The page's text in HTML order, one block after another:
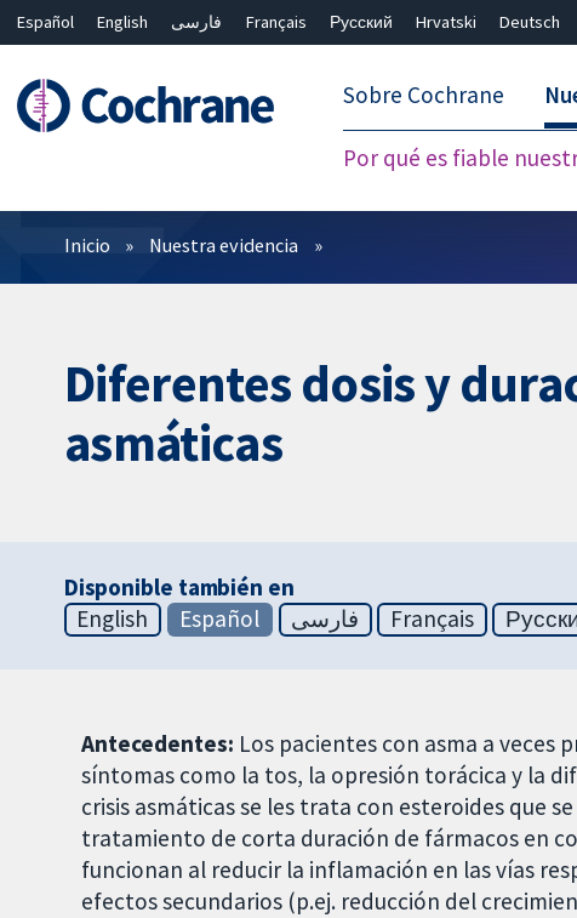
Español English فارسی Français Русский Hrvatski Deutsch
Sobre Cochrane
Por qué es fiable
Filtros
Inicio Nuestra evidencia
Diferentes dosis y
asmáticas
Disponible también en
English
Español فارسی Français
Antecedentes: Los pacientes con asma a veces
síntomas como la tos, la opresión torácica y la
crisis asmáticas se les trata con esteroides que
tratamiento de corta duración de fármacos en
funcionan al reducir la inflamación en las vías
efectos secundarios (p.ej. reducción del